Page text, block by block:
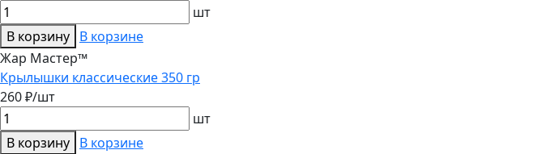
шт
В корзину В корзине
Жар Мастер™
Крылышки классические 350 гр
260 ₽/шт
шт
В корзину В корзине